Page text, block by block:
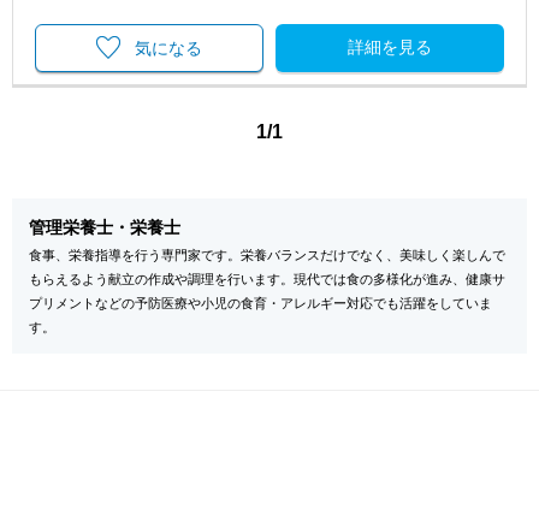
詳細を見る
気になる
1/1
管理栄養士・栄養士
食事、栄養指導を行う専門家です。栄養バランスだけでなく、美味しく楽しんで
もらえるよう献立の作成や調理を行います。現代では食の多様化が進み、健康サ
プリメントなどの予防医療や小児の食育・アレルギー対応でも活躍をしていま
す。